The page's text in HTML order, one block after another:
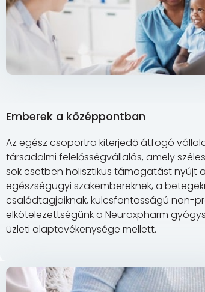
Emberek a középpontban
Az egész csoportra kiterjedő átfogó
társadalmi felelősségvállalás, amely
sok esetben holisztikus támogatást nyújt
egészségügyi szakembereknek, a
családtagjaiknak, kulcsfontosságú non-
elkötelezettségünk a Neuraxpharm
üzleti alaptevékenysége mellett.